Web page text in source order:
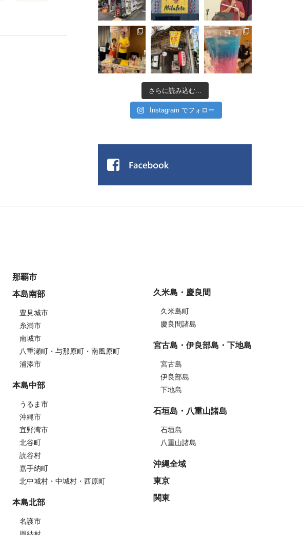
さらに読み込む...
Instagram でフォロー
那覇市
本島南部
豊見城市
糸満市
南城市
八重瀬町・与那原町・南風原町
浦添市
本島中部
うるま市
沖縄市
宜野湾市
北谷町
読谷村
嘉手納町
北中城村・中城村・西原町
本島北部
名護市
久米島・慶良間
久米島町
慶良間諸島
宮古島・伊良部島・下地島
宮古島
伊良部島
下地島
石垣島・八重山諸島
石垣島
八重山諸島
沖縄全域
東京
関東